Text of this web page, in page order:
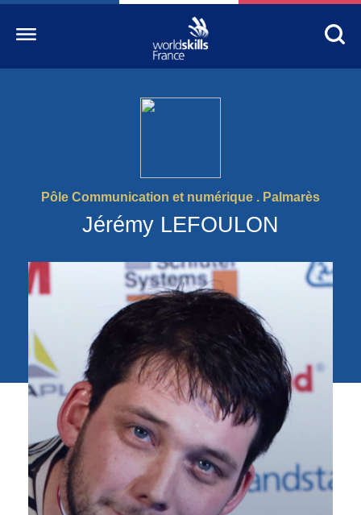
Pôle Communication et numérique . Palmarès
Jérémy LEFOULON
La compétition
Découvrez un métier
S’informer
S’engager
Nos partenaires
Actualités Education
Photos
Vidéos
Contactez-nous
Suivez l’Équipe de France des métiers
Shanghai 2026